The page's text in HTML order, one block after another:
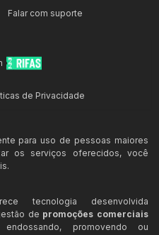
Falar com suporte
de Privacidade
para uso de pessoas maiores
os serviços oferecidos, você
tecnologia desenvolvida
de promoções comerciais
promovendo ou